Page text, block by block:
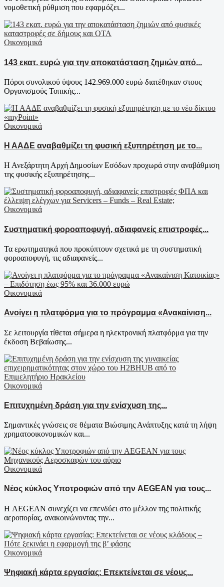
νομοθετική ρύθμιση που εφαρμόζει...
Οικονομικά
143 εκατ. ευρώ για την αποκατάσταση ζημιών από...
Πόροι συνολικού ύψους 142.969.000 ευρώ διατέθηκαν στους
Οργανισμούς Τοπικής...
Οικονομικά
Η ΑΑΔΕ αναβαθμίζει τη φυσική εξυπηρέτηση με το...
Η Ανεξάρτητη Αρχή Δημοσίων Εσόδων προχωρά στην αναβάθμιση
της φυσικής εξυπηρέτησης...
Οικονομικά
Συστηματική φοροαποφυγή, αδιαφανείς επιστροφές...
Τα ερωτηματηκά που προκύπτουν σχετικά με τη συστηματική
φοροαποφυγή, τις αδιαφανείς...
Οικονομικά
Ανοίγει η πλατφόρμα για το πρόγραμμα «Ανακαίνιση...
Σε λειτουργία τίθεται σήμερα η ηλεκτρονική πλατφόρμα για την
έκδοση Βεβαίωσης...
Οικονομικά
Επιτυχημένη δράση για την ενίσχυση της...
Σημαντικές γνώσεις σε θέματα Βιώσιμης Ανάπτυξης κατά τη λήψη
χρηματοοικονομικών και...
Οικονομικά
Νέος κύκλος Υποτροφιών από την AEGEAN για τους...
Η AEGEAN συνεχίζει να επενδύει στο μέλλον της πολιτικής
αεροπορίας, ανακοινώνοντας την...
Οικονομικά
Ψηφιακή κάρτα εργασίας: Επεκτείνεται σε νέους...